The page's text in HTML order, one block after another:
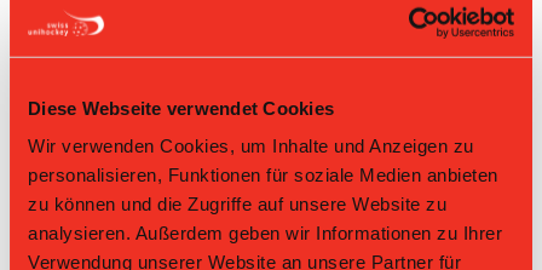
Diese Webseite verwendet Cookies
Wir verwenden Cookies, um Inhalte und Anzeigen zu
personalisieren, Funktionen für soziale Medien anbieten
zu können und die Zugriffe auf unsere Website zu
analysieren. Außerdem geben wir Informationen zu Ihrer
Verwendung unserer Website an unsere Partner für
81 Stürmer Philipp Affolter
91 Stürmer Joonas Pylsy
94
Stürmer
Captain
Marco Louis
2 Till Eser